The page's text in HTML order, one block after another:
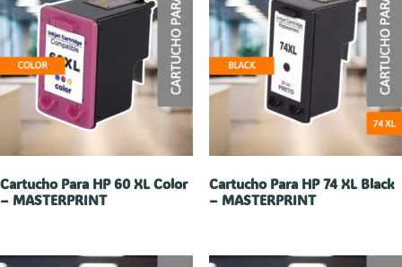
Cartucho Para HP 60 XL Color
– MASTERPRINT
Cartucho Para HP 74 XL Black
– MASTERPRINT